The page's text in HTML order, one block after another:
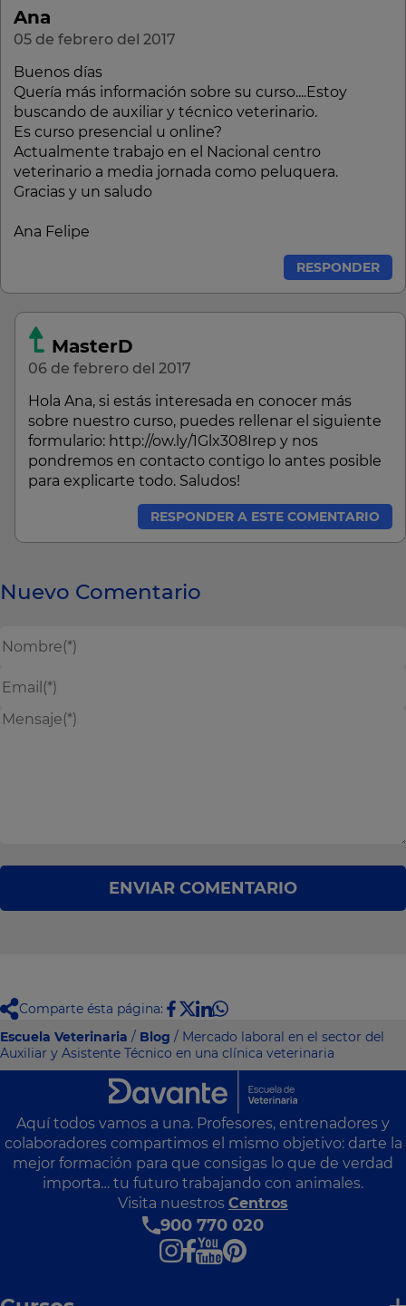
Ana
05 de febrero del 2017
Buenos días
Quería más información sobre su curso....Estoy
buscando de auxiliar y técnico veterinario.
Es curso presencial u online?
Actualmente trabajo en el Nacional centro
veterinario a media jornada como peluquera.
Gracias y un saludo
Ana Felipe
RESPONDER
MasterD
06 de febrero del 2017
Hola Ana, si estás interesada en conocer más
sobre nuestro curso, puedes rellenar el siguiente
formulario: http://ow.ly/1Glx308Irep y nos
pondremos en contacto contigo lo antes posible
para explicarte todo. Saludos!
RESPONDER A ESTE COMENTARIO
Nuevo Comentario
ENVIAR COMENTARIO
Comparte ésta página:
Escuela Veterinaria / Blog / Mercado laboral en el sector del
Auxiliar y Asistente Técnico en una clínica veterinaria
Aquí todos vamos a una. Profesores, entrenadores y
colaboradores compartimos el mismo objetivo: darte la
mejor formación para que consigas lo que de verdad
importa… tu futuro trabajando con animales.
Visita nuestros Centros
900 770 020